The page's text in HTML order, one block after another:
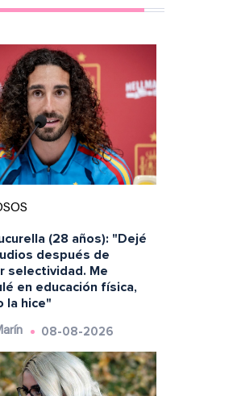
(28 años): "Dejé
después de
selectividad. Me
en educación física,
la hice"
08-08-2026